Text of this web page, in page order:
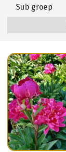
Sub groep